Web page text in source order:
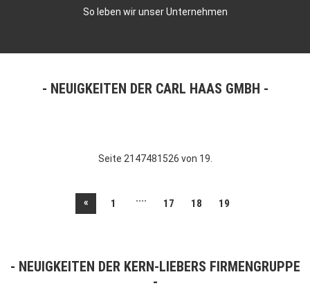
So leben wir unser Unternehmen
NEUIGKEITEN DER CARL HAAS GMBH
Seite 2147481526 von 19.
« 1 .... 17 18 19
NEUIGKEITEN DER KERN-LIEBERS FIRMENGRUPPE